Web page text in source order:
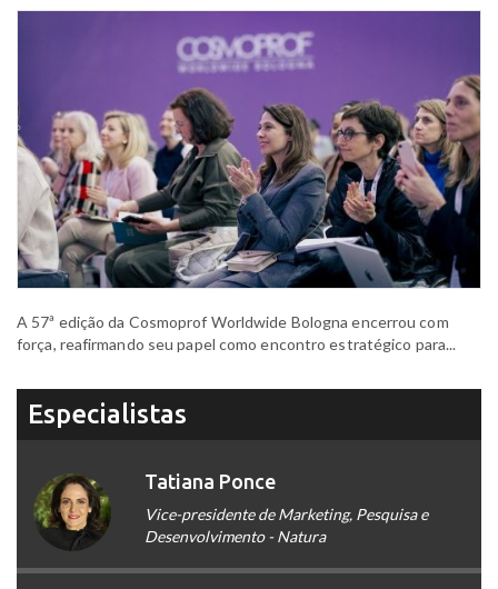
A 57ª edição da Cosmoprof Worldwide Bologna encerrou com
força, reafirmando seu papel como encontro estratégico para...
Especialistas
Tatiana Ponce
Vice-presidente de Marketing, Pesquisa e
Desenvolvimento - Natura